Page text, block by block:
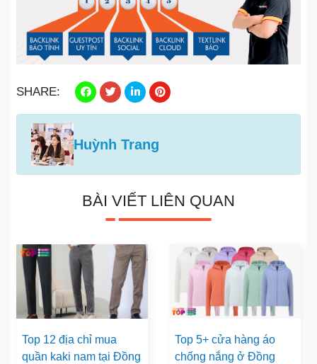
SHARE:
Huỳnh Trang
BÀI VIẾT LIÊN QUAN
Top 12 địa chỉ mua
quần kaki nam tại Đồng
Top 5+ cửa hàng áo
chống nắng ở Đồng